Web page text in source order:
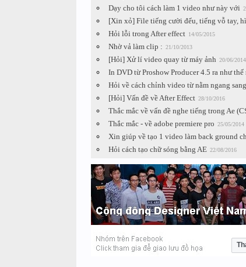
Dạy cho tôi cách làm 1 video như này với
[Xin xỏ] File tiếng cười đểu, tiếng vỗ tay,
Hỏi lỗi trong After effect 14/05/2015
Nhờ vả làm clip : 21/10/2013
[Hỏi] Xử lí video quay từ máy ảnh 20/06/2014
In DVD từ Proshow Producer 4.5 ra như
Hỏi về cách chỉnh video từ nằm ngang
[Hỏi] Vấn đề về After Effect 28/10/2016
Thắc mắc về vấn đề nghe tiếng trong Ae
Thắc mắc - về adobe premiere pro 25/05/2014
Xin giúp về tạo 1 video làm back ground
Hỏi cách tạo chữ sóng bằng AE 22/08/2016